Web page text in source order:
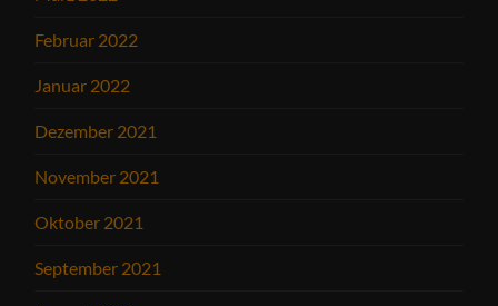
Februar 2022
Januar 2022
Dezember 2021
November 2021
Oktober 2021
September 2021